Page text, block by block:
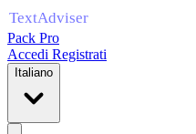
Pack Pro
Accedi Registrati
Italiano